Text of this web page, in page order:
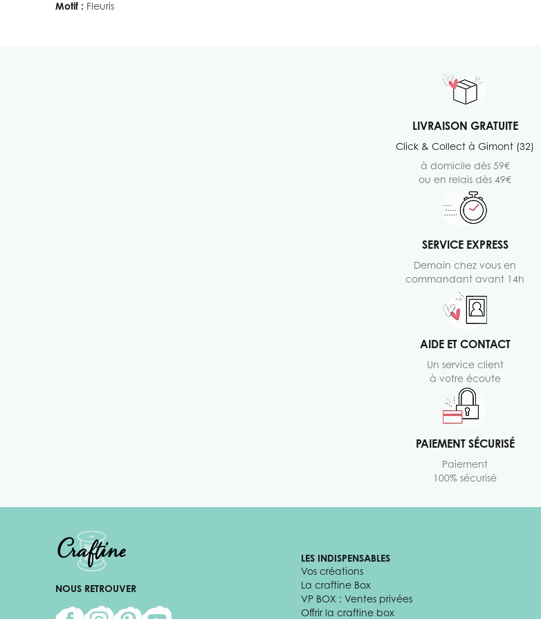
Motif : Fleuris
LIVRAISON GRATUITE
Click & Collect à Gimont (32)
à domicile dès 59€
ou en relais dès 49€
SERVICE EXPRESS
Demain chez vous en
commandant avant 14h
AIDE ET CONTACT
Un service client
à votre écoute
PAIEMENT SÉCURISÉ
Paiement
100% sécurisé
NOUS RETROUVER
LES INDISPENSABLES
Vos créations
La craftine Box
VP BOX : Ventes privées
Offrir la craftine box